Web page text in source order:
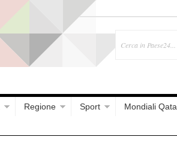
Regione Sport Mondiali